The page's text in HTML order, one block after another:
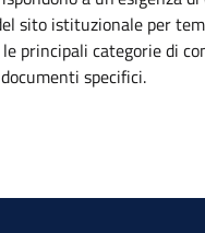
sito istituzionale per
principali categorie di
specifici.